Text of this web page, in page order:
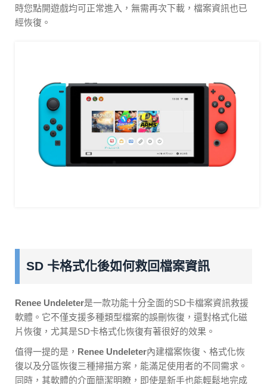
時您點開遊戲均可正常進入，無需再次下載，檔案資訊也已
經恢復。
SD 卡格式化後如何救回檔案資訊
Renee Undeleter是一款功能十分全面的SD卡檔案資訊救援
軟體。它不僅支援多種類型檔案的誤刪恢復，還對格式化磁
片恢復，尤其是SD卡格式化恢復有著很好的效果。
值得一提的是， Renee Undeleter內建檔案恢復、格式化恢
復以及分區恢復三種掃描方案，能滿足使用者的不同需求。
同時，其軟體的介面簡潔明瞭，即使是新手也能輕鬆地完成